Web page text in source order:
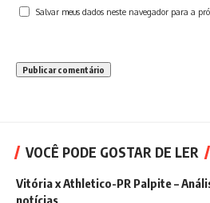
Salvar meus dados neste navegador para a
VOCÊ PODE GOSTAR DE LER
Vitória x Athletico-PR Palpite –
notícias